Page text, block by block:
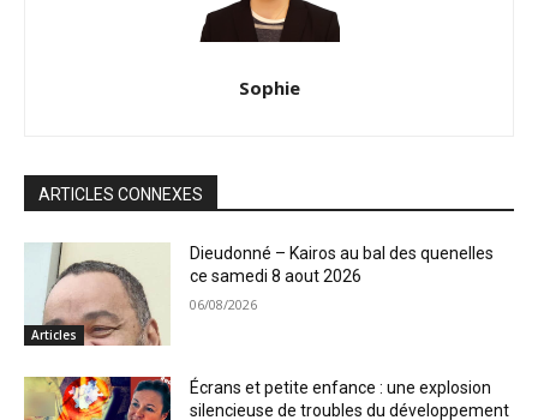
Sophie
ARTICLES CONNEXES
Articles
Dieudonné – Kairos au bal des quenelles
ce samedi 8 aout 2026
06/08/2026
Écrans et petite enfance : une explosion
silencieuse de troubles du développement